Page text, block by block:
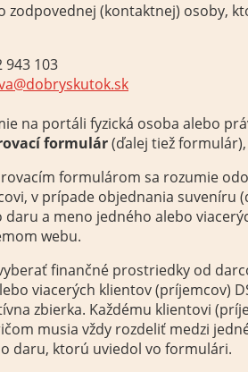
zodpovednej (kontaktnej) osoby,
943 103
na portáli fyzická osoba alebo
formulár(ďalej tiež
formulárom sa rozumie
v prípade objednania suveníru
daru a meno jedného alebo
webu.
finančné prostriedky od
viacerých klientov (príjemcov)
zbierka. Každému klientovi
musia vždy rozdeliť medzi
daru, ktorú uviedol vo formulári.